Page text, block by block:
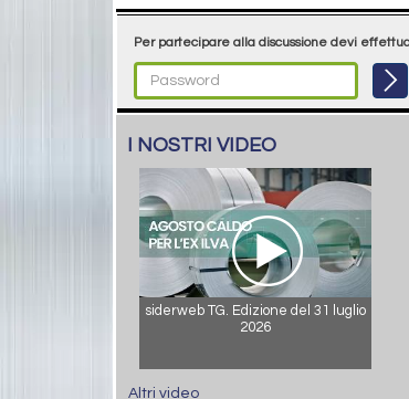
Per partecipare alla discussione devi
I NOSTRI VIDEO
siderweb TG. Edizione del 31 luglio
2026
Altri video